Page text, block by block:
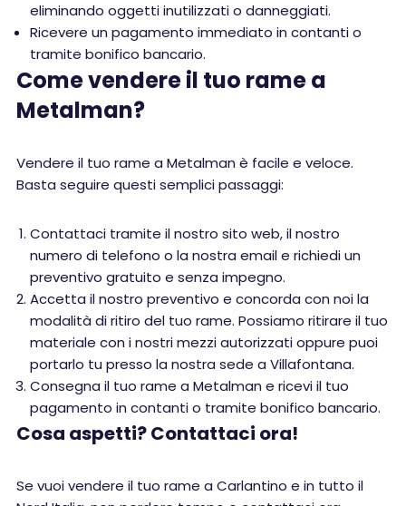
eliminando oggetti inutilizzati o danneggiati.
Ricevere un pagamento immediato in contanti o
tramite bonifico bancario.
Come vendere il tuo rame a
Metalman?
Vendere il tuo rame a Metalman è facile e veloce.
Basta seguire questi semplici passaggi:
Contattaci tramite il nostro sito web, il nostro
numero di telefono o la nostra email e richiedi un
preventivo gratuito e senza impegno.
Accetta il nostro preventivo e concorda con noi la
modalità di ritiro del tuo rame. Possiamo ritirare il tuo
materiale con i nostri mezzi autorizzati oppure puoi
portarlo tu presso la nostra sede a Villafontana.
Consegna il tuo rame a Metalman e ricevi il tuo
pagamento in contanti o tramite bonifico bancario.
Cosa aspetti? Contattaci ora!
Se vuoi vendere il tuo rame a Carlantino e in tutto il